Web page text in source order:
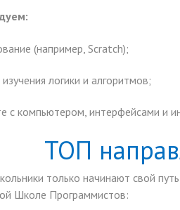
(например, Scratch);
логики и алгоритмов;
с компьютером, интерфейсами и
ТОП
только начинают свой
Школе Программистов: